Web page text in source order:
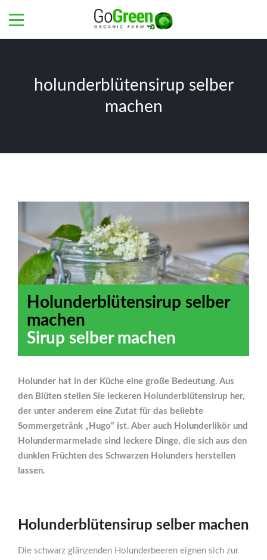
holunderblütensirup selber
machen
Holunderblütensirup selber
machen
Sirup selber machen
Holunder hat in der Küche eine große Bedeutung. Aus
den Blüten stellen Sie leckeren Holunderblütensirup her,
der unter anderem eine Zutat für das beliebte
Sommergetränk „Hugo“ ist. Aber auch Holunderlikör und
Holundermarmelade sind leckere Dinge, die sich aus den
dunklen Früchten des Schwarzen Holunders herstellen
lassen.
Holunderblütensirup selber machen
Die schwarz glänzenden Holunderbeeren eignen sich zur